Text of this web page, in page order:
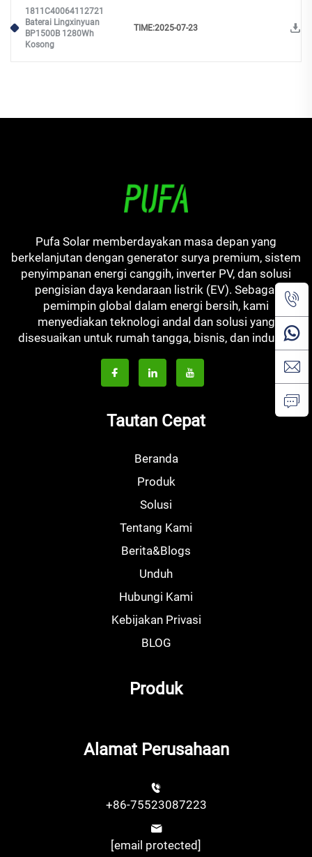
1811C40064112721
Baterai Lingxinyuan
BP1500B 1280Wh
Kosong
TIME:2025-07-23
Pufa Solar memberdayakan masa depan yang
berkelanjutan dengan generator surya premium, sistem
penyimpanan energi canggih, inverter PV, dan solusi
pengisian daya kendaraan listrik (EV). Sebagai
pemimpin global dalam energi bersih, kami
menyediakan teknologi andal dan solusi yang
disesuaikan untuk rumah tangga, bisnis, dan industri.
Tautan Cepat
Beranda
Produk
Solusi
Tentang Kami
Berita&Blogs
Unduh
Hubungi Kami
Kebijakan Privasi
BLOG
Produk
Alamat Perusahaan
+86-75523087223
[email protected]